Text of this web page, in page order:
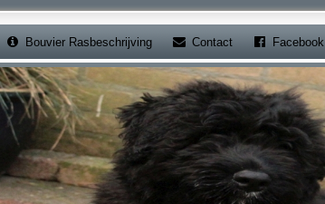
a new tab)
Bouvier Rasbeschrijving Contact(Opens a new tab)
Facebook